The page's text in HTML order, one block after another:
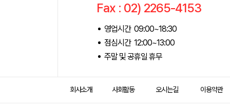
Fax : 02) 2265-4153
영업시간 09:00~18:30
점심시간 12:00~13:00
주말 및 공휴일 휴무
회사소개 사회활동 오시는길 이용약관